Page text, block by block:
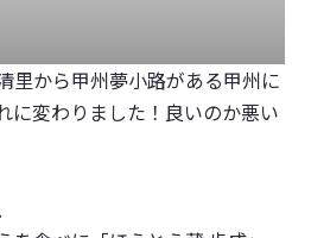
里から甲州夢小路がある甲州に
に変わりました！良いのか悪い